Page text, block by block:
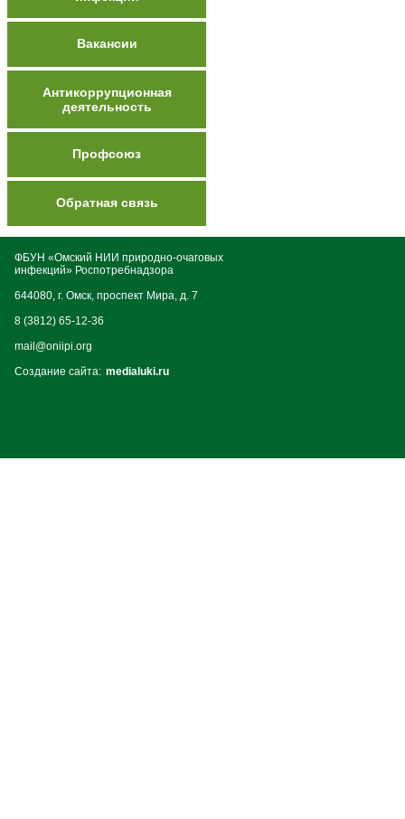
Вакансии
Антикоррупционная
деятельность
Профсоюз
Обратная связь
ФБУН «Омский НИИ природно-очаговых
инфекций» Роспотребнадзора
644080, г. Омск, проспект Мира, д. 7
8 (3812) 65-12-36
mail@oniipi.org
Создание сайта: medialuki.ru